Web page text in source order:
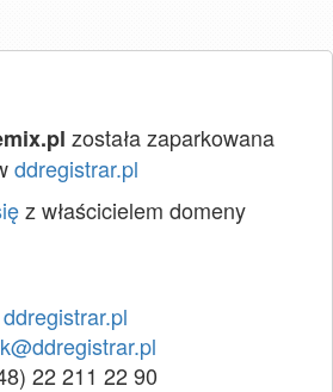
została zaparkowana
ddregistrar.pl
z właścicielem domeny
ddregistrar.pl
22 211 22 90